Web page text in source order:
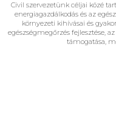
Civil szervezetünk céljai közé
energiagazdálkodás és az
környezeti kihívásai és
egészségmegőrzés fejlesztése,
támogatása,